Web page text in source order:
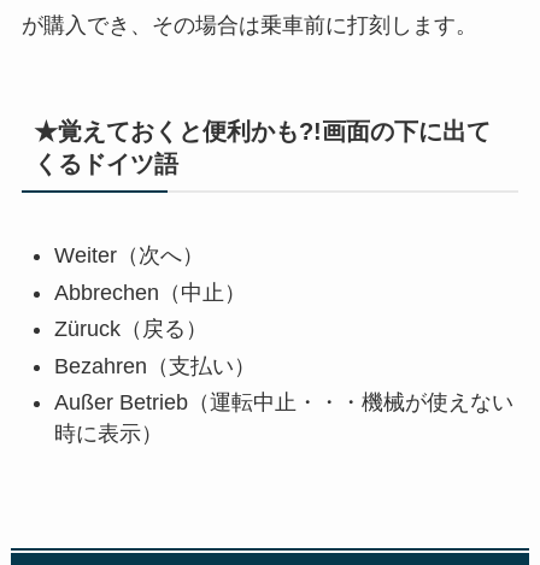
が購入でき、その場合は乗車前に打刻します。
★覚えておくと便利かも?!画面の下に出て
くるドイツ語
Weiter（次へ）
Abbrechen（中止）
Züruck（戻る）
Bezahren（支払い）
Außer Betrieb（運転中止・・・機械が使えない
時に表示）